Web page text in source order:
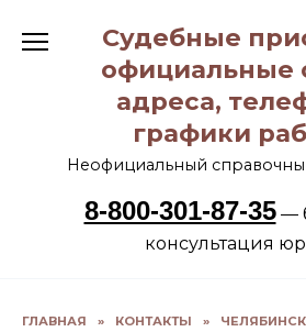
содержанию
Судебные
официальные
адреса,
графики
Неофициальный
8-800-301-87-35—
консультация
ГЛАВНАЯ » КОНТАКТЫ »